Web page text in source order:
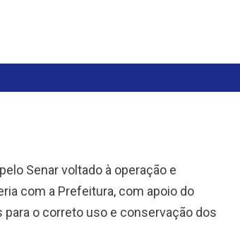
Senar voltado à operação e
com a Prefeitura, com apoio do
o correto uso e conservação dos